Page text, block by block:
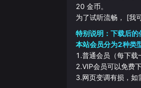
20 金币。
为了试听流畅， [我
特别说明：下载后的
本站会员分为2种
1.普通会员（每下载
2.VIP会员可以免费
3.网页变调有损，如